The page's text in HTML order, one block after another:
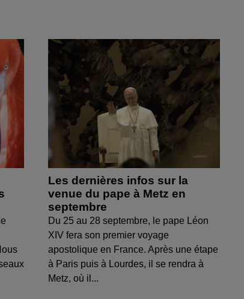
Les dernières infos sur la
venue du pape à Metz en
septembre
Du 25 au 28 septembre, le pape Léon
XIV fera son premier voyage
apostolique en France. Après une étape
à Paris puis à Lourdes, il se rendra à
Metz, où il...